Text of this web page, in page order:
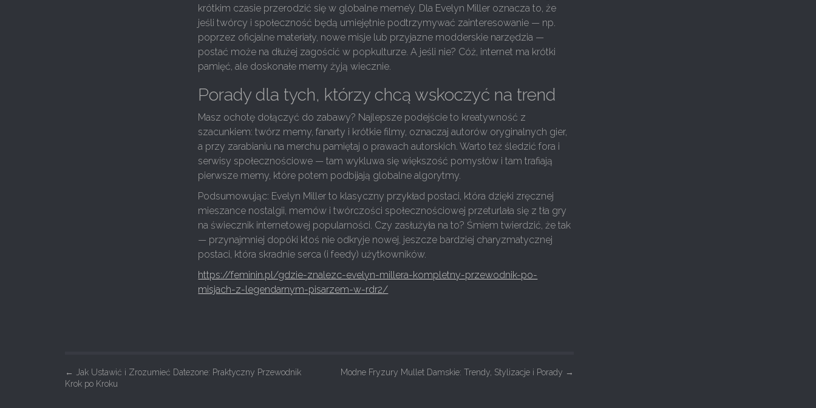
krótkim czasie przerodzić się w globalne meme’y. Dla Evelyn Miller oznacza to, że
jeśli twórcy i społeczność będą umiejętnie podtrzymywać zainteresowanie — np.
poprzez oficjalne materiały, nowe misje lub przyjazne modderskie narzędzia —
postać może na dłużej zagościć w popkulturze. A jeśli nie? Cóż, internet ma krótki
pamięć, ale doskonałe memy żyją wiecznie.
Porady dla tych, którzy chcą wskoczyć na trend
Masz ochotę dołączyć do zabawy? Najlepsze podejście to kreatywność z
szacunkiem: twórz memy, fanarty i krótkie filmy, oznaczaj autorów oryginalnych gier,
a przy zarabianiu na merchu pamiętaj o prawach autorskich. Warto też śledzić fora i
serwisy społecznościowe — tam wykluwa się większość pomysłów i tam trafiają
pierwsze memy, które potem podbijają globalne algorytmy.
Podsumowując: Evelyn Miller to klasyczny przykład postaci, która dzięki zręcznej
mieszance nostalgii, memów i twórczości społecznościowej przeturlała się z tła gry
na świecznik internetowej popularności. Czy zasłużyła na to? Śmiem twierdzić, że tak
— przynajmniej dopóki ktoś nie odkryje nowej, jeszcze bardziej charyzmatycznej
postaci, która skradnie serca (i feedy) użytkowników.
https://feminin.pl/gdzie-znalezc-evelyn-millera-kompletny-przewodnik-po-
misjach-z-legendarnym-pisarzem-w-rdr2/
P
o
←
Jak Ustawić i Zrozumieć Datezone: Praktyczny Przewodnik
Krok po Kroku
Modne Fryzury Mullet Damskie: Trendy, Stylizacje i Porady →